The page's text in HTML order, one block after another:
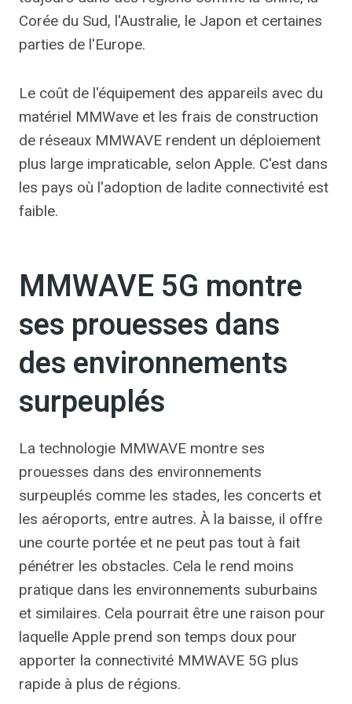
Corée du Sud, l'Australie, le Japon et certaines
parties de l'Europe.
Le coût de l'équipement des appareils avec du
matériel MMWave et les frais de construction
de réseaux MMWAVE rendent un déploiement
plus large impraticable, selon Apple. C'est dans
les pays où l'adoption de ladite connectivité est
faible.
MMWAVE 5G montre
ses prouesses dans
des environnements
surpeuplés
La technologie MMWAVE montre ses
prouesses dans des environnements
surpeuplés comme les stades, les concerts et
les aéroports, entre autres. À la baisse, il offre
une courte portée et ne peut pas tout à fait
pénétrer les obstacles. Cela le rend moins
pratique dans les environnements suburbains
et similaires. Cela pourrait être une raison pour
laquelle Apple prend son temps doux pour
apporter la connectivité MMWAVE 5G plus
rapide à plus de régions.